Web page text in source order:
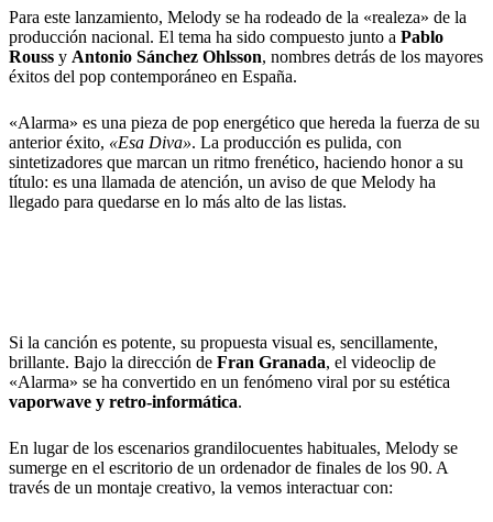
Para este lanzamiento, Melody se ha rodeado de la «realeza» de la
producción nacional. El tema ha sido compuesto junto a Pablo
Rouss y Antonio Sánchez Ohlsson, nombres detrás de los mayores
éxitos del pop contemporáneo en España.
«Alarma» es una pieza de pop energético que hereda la fuerza de su
anterior éxito, «Esa Diva». La producción es pulida, con
sintetizadores que marcan un ritmo frenético, haciendo honor a su
título: es una llamada de atención, un aviso de que Melody ha
llegado para quedarse en lo más alto de las listas.
Si la canción es potente, su propuesta visual es, sencillamente,
brillante. Bajo la dirección de Fran Granada, el videoclip de
«Alarma» se ha convertido en un fenómeno viral por su estética
vaporwave y retro-informática.
En lugar de los escenarios grandilocuentes habituales, Melody se
sumerge en el escritorio de un ordenador de finales de los 90. A
través de un montaje creativo, la vemos interactuar con: